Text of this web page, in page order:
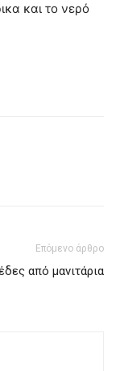
και το νερό
Επόμενο άρθρο
από μανιτάρια